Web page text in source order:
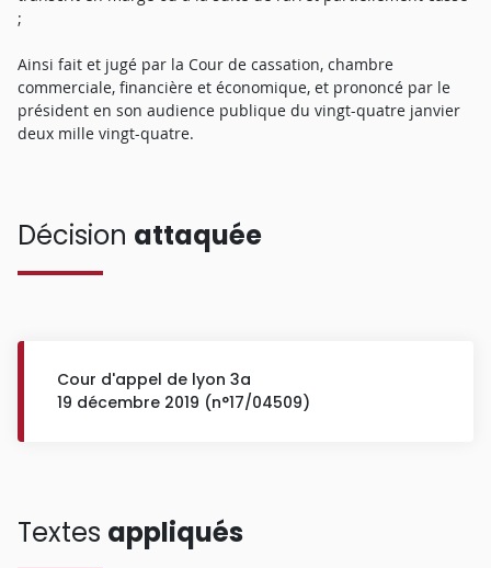
;
Ainsi fait et jugé par la Cour de cassation, chambre
commerciale, financière et économique, et prononcé par le
président en son audience publique du vingt-quatre janvier
deux mille vingt-quatre.
Décision attaquée
Cour d'appel de lyon 3a
19 décembre 2019 (n°17/04509)
Textes appliqués